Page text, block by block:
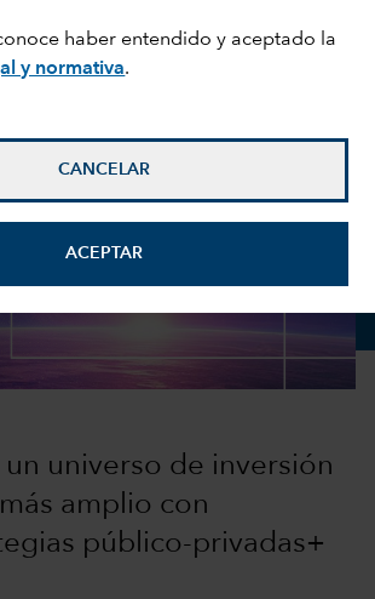
haber entendido y aceptado la
y normativa.
CANCELAR
ACEPTAR
un universo de inversión
más amplio con
público-privadas+